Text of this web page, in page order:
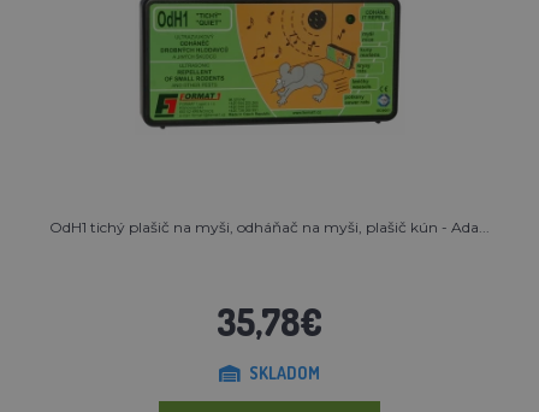
OdH1 tichý plašič na myši, odháňač na myši, plašič kún - Ada...
35,78€
SKLADOM